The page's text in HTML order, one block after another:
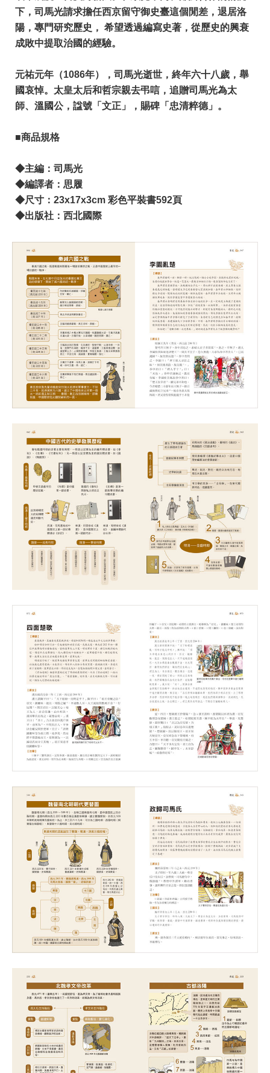
下，司馬光請求擔任西京留守御史臺這個閒差，退居洛
陽，專門研究歷史， 希望透過編寫史著，從歷史的興衰
成敗中提取治國的經驗。
元祐元年（1086年），司馬光逝世，終年六十八歲，舉
國哀悼。太皇太后和哲宗親去弔唁，追贈司馬光為太
師、溫國公，諡號「文正」，賜碑「忠清粹德」。
​■商品規格
​◆主編：司馬光
◆編譯者：思履
◆尺寸：23x17x3cm 彩色平裝書592頁
​◆出版社：西北國際